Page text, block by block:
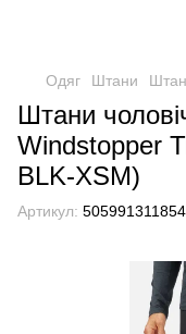
Одяг Штани
Штани
Windstopper
BLK-XSM)
Артикул: